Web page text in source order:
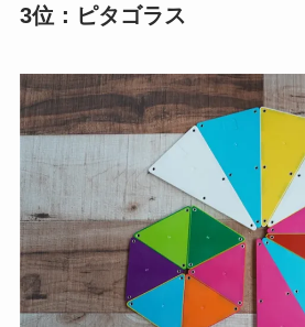
3位：ピタゴラス